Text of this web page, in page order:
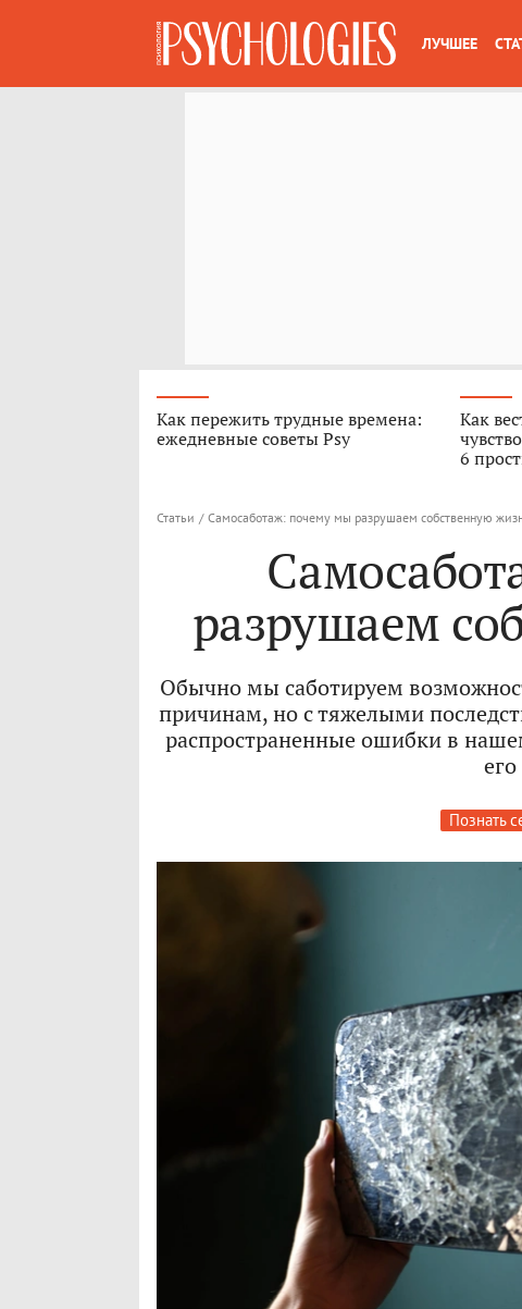
ЛУЧШЕЕ
Как пережить трудные времена:
ежедневные советы Psy
Как
6
Статьи / Самосаботаж: почему мы разрушаем собственную
разрушаем
Обычно мы саботируем
причинам, но с тяжелыми
распространенные ошибки в
Познать